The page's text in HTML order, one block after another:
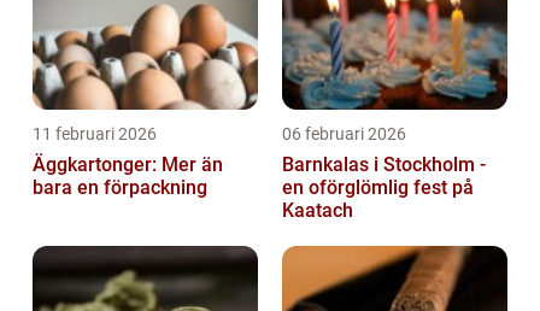
11 februari 2026
Äggkartonger: Mer än
bara en förpackning
06 februari 2026
Barnkalas i Stockholm -
en oförglömlig fest på
Kaatach